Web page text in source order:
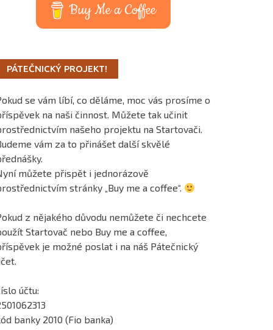
Buy Me a Coffee
PÁTEČNICKÝ PROJEKT!
se vám líbí, co děláme, moc vás prosíme o
na naši činnost. Můžete tak učinit
našeho projektu na Startovači.
vám za to přinášet další skvělé
můžete přispět i jednorázově
stránky „Buy me a coffee“.
z nějakého důvodu nemůžete či nechcete
Startovač nebo Buy me a coffee,
je možné poslat i na náš Pátečnický
účtu:
banky 2010 (Fio banka)